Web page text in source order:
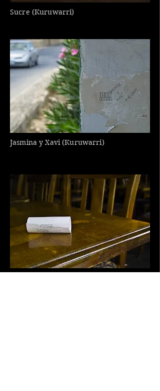
Sucre (Kuruwarri)
Jasmina y Xavi (Kuruwarri)